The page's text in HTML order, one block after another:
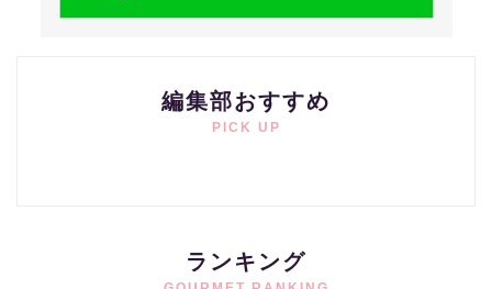
編集部おすすめ
PICK UP
ランキング